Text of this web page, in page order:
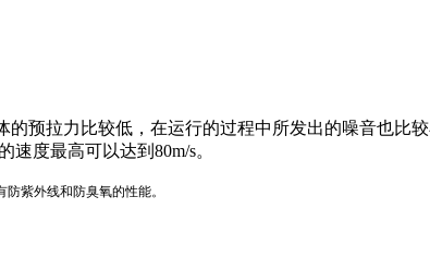
预拉力比较低，在运行的过程中所发出的噪音也比
度最高可以达到80m/s。
紫外线和防臭氧的性能。